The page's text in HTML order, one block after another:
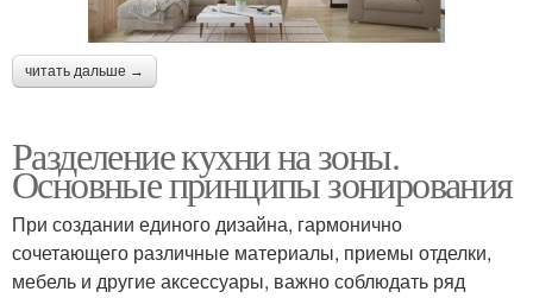
читать дальше →
Разделение кухни на зоны.
Основные принципы зонирования
При создании единого дизайна, гармонично
сочетающего различные материалы, приемы отделки,
мебель и другие аксессуары, важно соблюдать ряд